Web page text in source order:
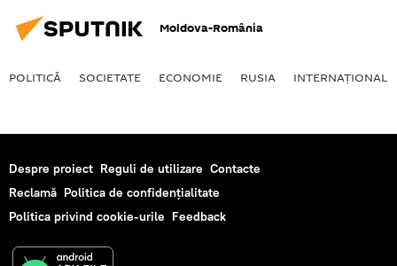
Moldova-România
POLITICĂ SOCIETATE ECONOMIE RUSIA INTERNAŢIONAL
Despre proiect Reguli de utilizare Contacte
Reclamă Politica de confidențialitate
Politica privind cookie-urile Feedback